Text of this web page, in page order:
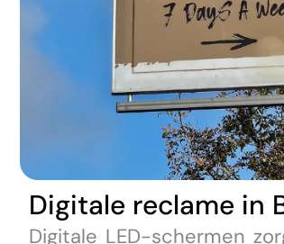
Digitale reclame in
Digitale LED-schermen